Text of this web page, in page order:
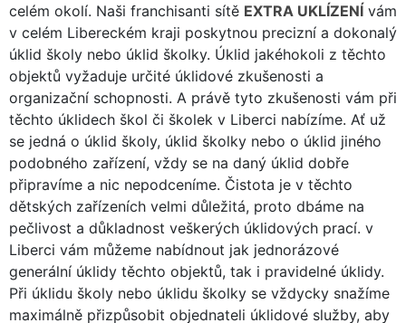
celém okolí. Naši franchisanti sítě EXTRA UKLÍZENÍ vám
v celém Libereckém kraji poskytnou precizní a dokonalý
úklid školy nebo úklid školky. Úklid jakéhokoli z těchto
objektů vyžaduje určité úklidové zkušenosti a
organizační schopnosti. A právě tyto zkušenosti vám při
těchto úklidech škol či školek v Liberci nabízíme. Ať už
se jedná o úklid školy, úklid školky nebo o úklid jiného
podobného zařízení, vždy se na daný úklid dobře
připravíme a nic nepodceníme. Čistota je v těchto
dětských zařízeních velmi důležitá, proto dbáme na
pečlivost a důkladnost veškerých úklidových prací. v
Liberci vám můžeme nabídnout jak jednorázové
generální úklidy těchto objektů, tak i pravidelné úklidy.
Při úklidu školy nebo úklidu školky se vždycky snažíme
maximálně přizpůsobit objednateli úklidové služby, aby